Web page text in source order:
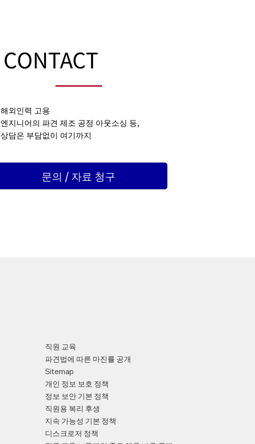
CONTACT
해외인력 고용
엔지니어의 파견 제조 공정 아웃소싱 등,
상담은 부담없이 여기까지
문의 / 자료 청구
직원 교육
파견법에 따른 마진률 공개
Sitemap
개인 정보 보호 정책
정보 보안 기본 정책
직원용 복리 후생
지속 가능성 기본 정책
디스크로저 정책